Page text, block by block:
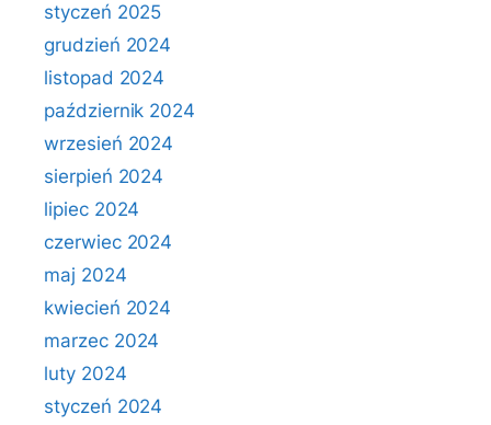
styczeń 2025
grudzień 2024
listopad 2024
październik 2024
wrzesień 2024
sierpień 2024
lipiec 2024
czerwiec 2024
maj 2024
kwiecień 2024
marzec 2024
luty 2024
styczeń 2024